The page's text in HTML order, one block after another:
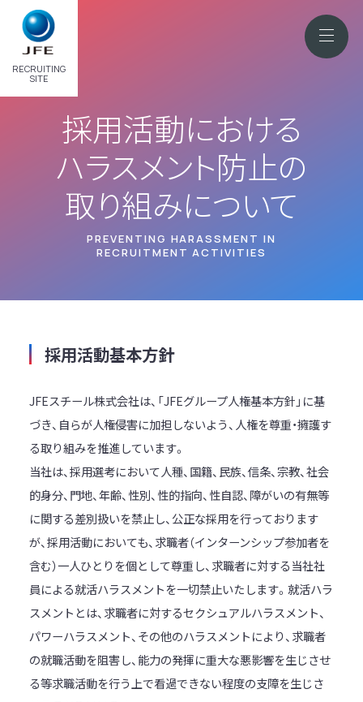
RECRUITING
SITE
採用活動における
ハラスメント防止の
取り組みについて
PREVENTING HARASSMENT IN
RECRUITMENT ACTIVITIES
採用活動基本方針
JFEスチール株式会社は、「JFEグループ人権基本方針」に基
づき、自らが人権侵害に加担しないよう、人権を尊重・擁護す
る取り組みを推進しています。
当社は、採用選考において人種、国籍、民族、信条、宗教、社会
的身分、門地、年齢、性別、性的指向、性自認、障がいの有無等
に関する差別扱いを禁止し、公正な採用を行っております
が、採用活動においても、求職者（インターンシップ参加者を
含む）一人ひとりを個として尊重し、求職者に対する当社社
員による就活ハラスメントを一切禁止いたします。就活ハラ
スメントとは、求職者に対するセクシュアルハラスメント、
パワーハラスメント、その他のハラスメントにより、求職者
の就職活動を阻害し、能力の発揮に重大な悪影響を生じさせ
る等求職活動を行う上で看過できない程度の支障を生じさ